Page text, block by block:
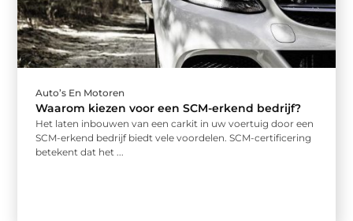
Auto’s En Motoren
Waarom kiezen voor een SCM-erkend bedrijf?
Het laten inbouwen van een carkit in uw voertuig door een
SCM-erkend bedrijf biedt vele voordelen. SCM-certificering
betekent dat het ...